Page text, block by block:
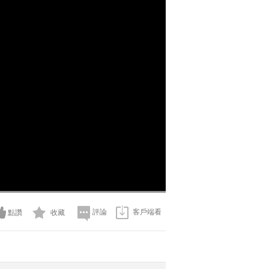
點讚 收藏 評論 客戶端看